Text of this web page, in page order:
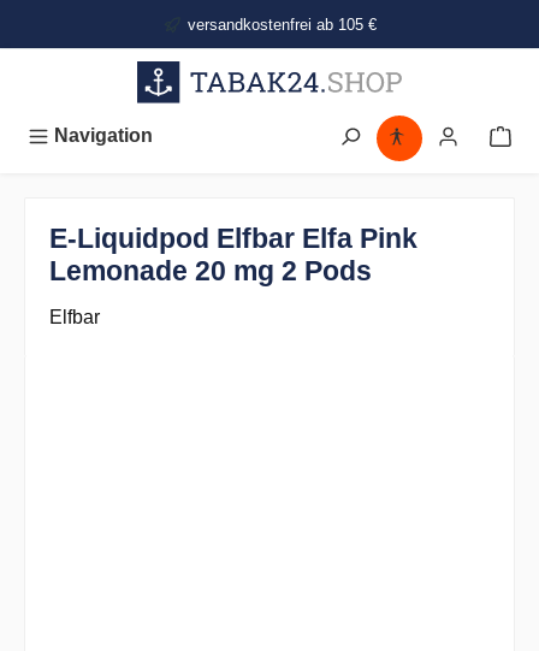
versandkostenfrei ab 105 €
Navigation
E-Liquidpod Elfbar Elfa Pink
Lemonade 20 mg 2 Pods
Elfbar